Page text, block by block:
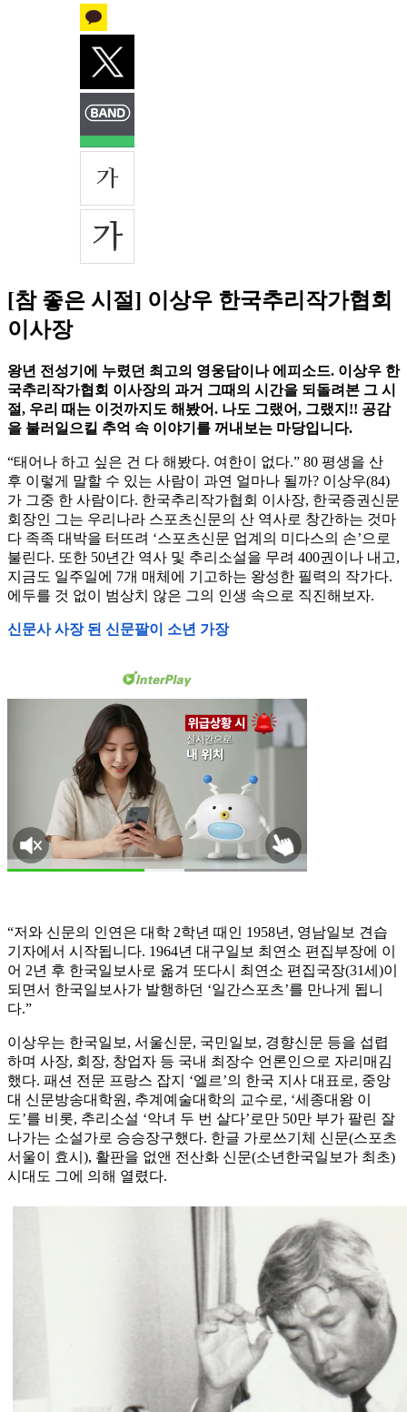
[참 좋은 시절] 이상우 한국추리작가협회
이사장
왕년 전성기에 누렸던 최고의 영웅담이나 에피소드. 이상우 한
국추리작가협회 이사장의 과거 그때의 시간을 되돌려본 그 시
절, 우리 때는 이것까지도 해봤어. 나도 그랬어, 그랬지!! 공감
을 불러일으킬 추억 속 이야기를 꺼내보는 마당입니다.
“태어나 하고 싶은 건 다 해봤다. 여한이 없다.” 80 평생을 산
후 이렇게 말할 수 있는 사람이 과연 얼마나 될까? 이상우(84)
가 그중 한 사람이다. 한국추리작가협회 이사장, 한국증권신문
회장인 그는 우리나라 스포츠신문의 산 역사로 창간하는 것마
다 족족 대박을 터뜨려 ‘스포츠신문 업계의 미다스의 손’으로
불린다. 또한 50년간 역사 및 추리소설을 무려 400권이나 내고,
지금도 일주일에 7개 매체에 기고하는 왕성한 필력의 작가다.
에두를 것 없이 범상치 않은 그의 인생 속으로 직진해보자.
신문사 사장 된 신문팔이 소년 가장
“저와 신문의 인연은 대학 2학년 때인 1958년, 영남일보 견습
기자에서 시작됩니다. 1964년 대구일보 최연소 편집부장에 이
어 2년 후 한국일보사로 옮겨 또다시 최연소 편집국장(31세)이
되면서 한국일보사가 발행하던 ‘일간스포츠’를 만나게 됩니
다.”
이상우는 한국일보, 서울신문, 국민일보, 경향신문 등을 섭렵
하며 사장, 회장, 창업자 등 국내 최장수 언론인으로 자리매김
했다. 패션 전문 프랑스 잡지 ‘엘르’의 한국 지사 대표로, 중앙
대 신문방송대학원, 추계예술대학의 교수로, ‘세종대왕 이
도’를 비롯, 추리소설 ‘악녀 두 번 살다’로만 50만 부가 팔린 잘
나가는 소설가로 승승장구했다. 한글 가로쓰기체 신문(스포츠
서울이 효시), 활판을 없앤 전산화 신문(소년한국일보가 최초)
시대도 그에 의해 열렸다.